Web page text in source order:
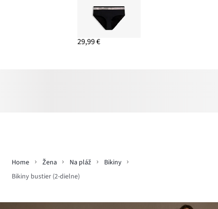
29,99 €
Home Žena Na pláž
Bikiny
Bikiny bustier (2-dielne)